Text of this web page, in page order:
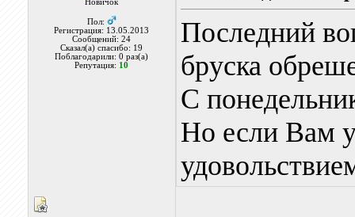
Новичок
Пол:
Регистрация: 13.05.2013
Сообщений: 24
Сказал(а) спасибо: 19
Поблагодарили: 0 раз(а)
Репутация: 10
Последний
бруска
С
Но если Вам